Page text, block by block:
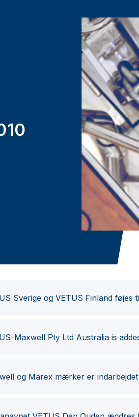
Sverige og VETUS Finland føjes
Maxwell Pty Ltd Australia is
og Marex mærker er